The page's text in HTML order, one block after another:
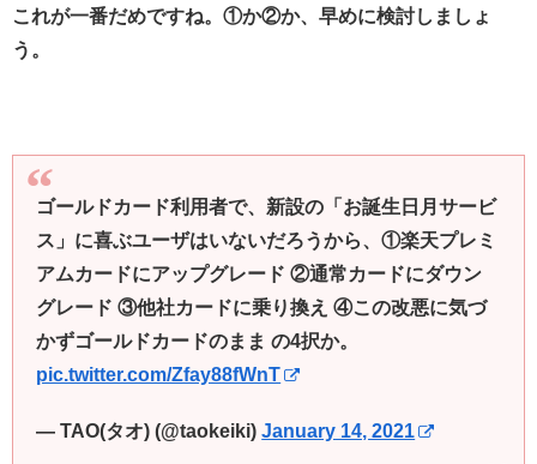
これが一番だめですね。①か②か、早めに検討しましょ
う。
ゴールドカード利用者で、新設の「お誕生日月サービ
ス」に喜ぶユーザはいないだろうから、①楽天プレミ
アムカードにアップグレード ②通常カードにダウン
グレード ③他社カードに乗り換え ④この改悪に気づ
かずゴールドカードのまま の4択か。
pic.twitter.com/Zfay88fWnT
— TAO(タオ) (@taokeiki)January 14, 2021